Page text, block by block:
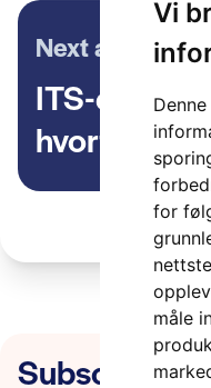
Vi
for
måle
Next article
ITS-dagen
hvorfor,
Subscribe